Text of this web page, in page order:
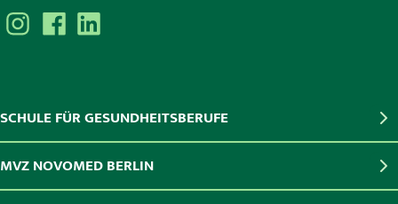
SCHULE FÜR GESUNDHEITSBERUFE
MVZ NOVOMED BERLIN